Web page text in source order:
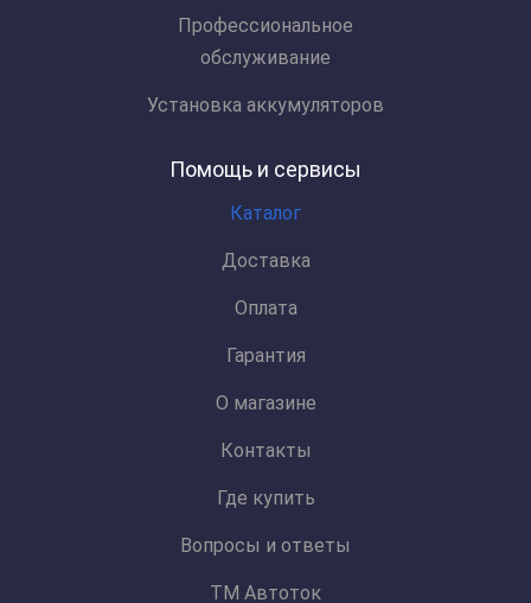
Профессиональное
обслуживание
Установка аккумуляторов
Помощь и сервисы
Каталог
Доставка
Оплата
Гарантия
О магазине
Контакты
Где купить
Вопросы и ответы
ТМ Автоток